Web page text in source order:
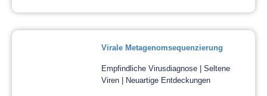
Virale Metagenomsequenzierung
Empfindliche Virusdiagnose | Seltene
Viren | Neuartige Entdeckungen